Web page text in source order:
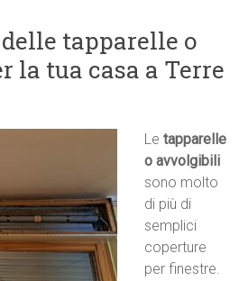
tapparelle o
la tua casa a Terre
Letapparelle
o avvolgibili
sono molto
di più di
semplici
coperture
per finestre.